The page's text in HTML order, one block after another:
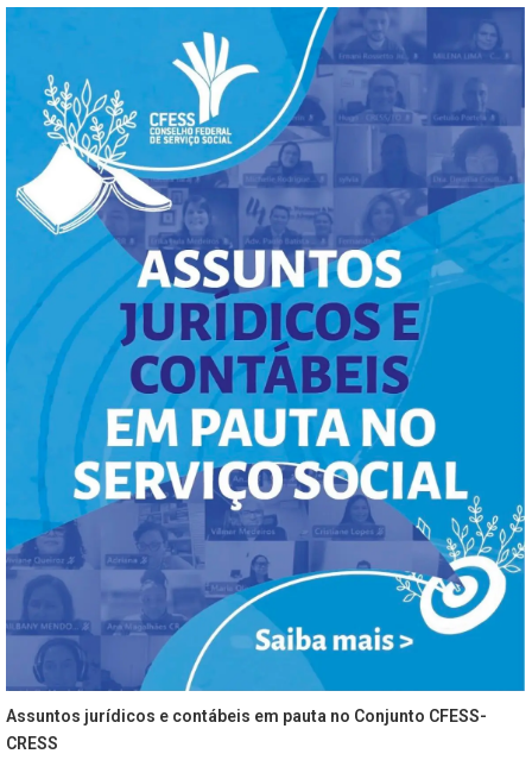
Assuntos jurídicos e contábeis em pauta no Conjunto CFESS-
CRESS